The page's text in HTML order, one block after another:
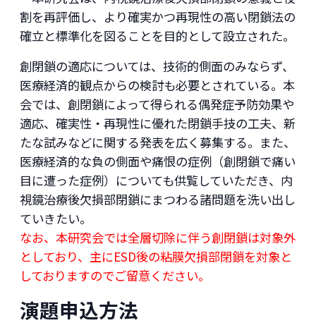
割を再評価し、より確実かつ再現性の高い閉鎖法の
確立と標準化を図ることを目的として設立された。
創閉鎖の適応については、技術的側面のみならず、
医療経済的観点からの検討も必要とされている。本
会では、創閉鎖によって得られる偶発症予防効果や
適応、確実性・再現性に優れた閉鎖手技の工夫、新
たな試みなどに関する発表を広く募集する。また、
医療経済的な負の側面や痛恨の症例（創閉鎖で痛い
目に遭った症例）についても供覧していただき、内
視鏡治療後欠損部閉鎖にまつわる諸問題を洗い出し
ていきたい。
なお、本研究会では全層切除に伴う創閉鎖は対象外
としており、主にESD後の粘膜欠損部閉鎖を対象と
しておりますのでご留意ください。
演題申込方法